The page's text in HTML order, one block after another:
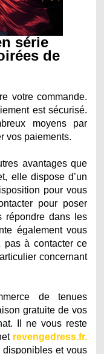
série
de
votre commande.
est sécurisé.
moyens par
vos paiements.
avantages que
elle dispose d’un
pour vous
pour poser
répondre dans les
également vous
pas à contacter ce
concernant
de tenues
gratuite de vos
Il ne vous reste
revengedress.fr.
et vous